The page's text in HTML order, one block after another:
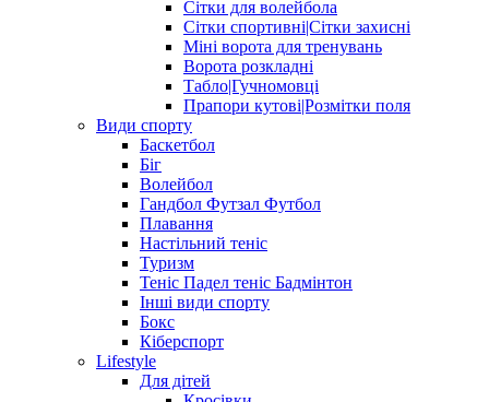
Сітки для волейбола
Сітки спортивні|Cітки захисні
Міні ворота для тренувань
Ворота розкладні
Табло|Гучномовці
Прапори кутові|Розмітки поля
Види спорту
Баскетбол
Біг
Волейбол
Гандбол Футзал Футбол
Плавання
Настільний теніс
Туризм
Теніс Падел теніс Бадмінтон
Інші види спорту
Бокс
Кіберспорт
Lifestyle
Для дітей